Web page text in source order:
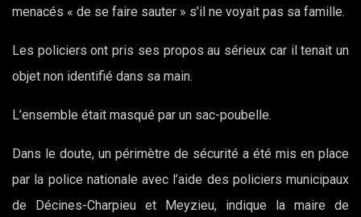
menacés « de se faire sauter » s’il ne voyait pas sa famille.
Les policiers ont pris ses propos au sérieux car il tenait un
objet non identifié dans sa main.
L’ensemble était masqué par un sac-poubelle.
Dans le doute, un périmètre de sécurité a été mis en place
par la police nationale avec l’aide des policiers municipaux
de Décines-Charpieu et Meyzieu, indique la maire de